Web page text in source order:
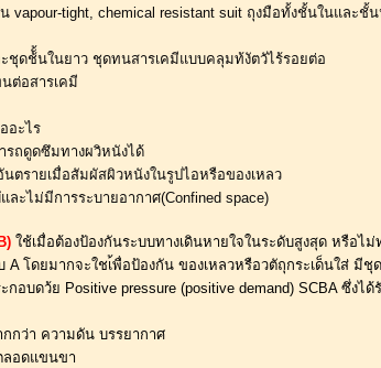
ชุดช้ั้นในยาว ชุดทนสารเคมีแบบคลุมท้งัตวัไร้รอยต่อ
ต่อสารเคมี
อะไร
รถดูดซึมทางผวิหนังได้
ตรายเมื่อสัมผัสผิวหนังในรูปไอหรือของเหลว
ะไม่มีการระบายอากาศ(Confined space)
ใช้เมื่อต้องป้องกันระบบทางเดินหายใจในระดับสูงสุด หรือไ
A โดยมากจะใชเ้พื่อป้องกัน ของเหลวหรือวตัถุกระเด็นใส่ มี
อบดว้ย Positive pressure (positive demand) SCBA ซึ่งได้
กว่า ความดัน บรรยากาศ
ลอดแขนขา